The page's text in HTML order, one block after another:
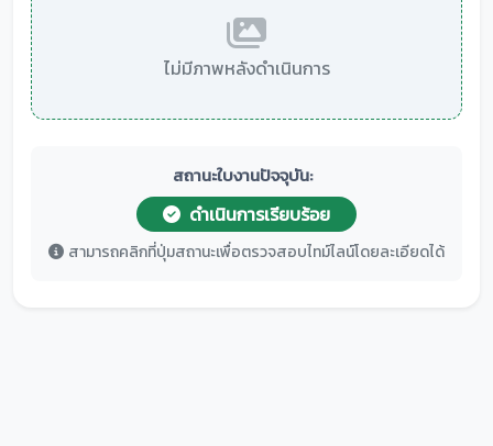
ไม่มีภาพหลังดำเนินการ
สถานะใบงานปัจจุบัน:
ดำเนินการเรียบร้อย
สามารถคลิกที่ปุ่มสถานะเพื่อตรวจสอบไทม์ไลน์โดยละเอียดได้